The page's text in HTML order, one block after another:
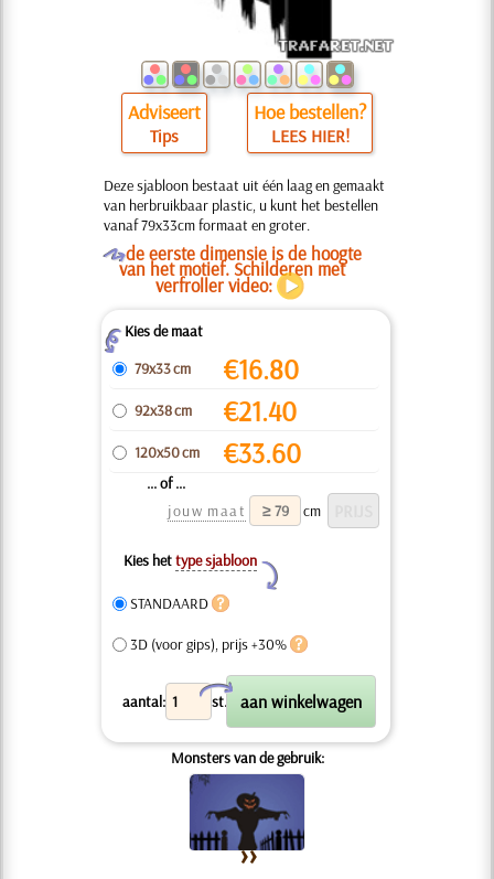
Adviseert
Tips
Hoe bestellen?
LEES HIER!
Deze sjabloon bestaat uit één laag en gemaakt
van herbruikbaar plastic, u kunt het bestellen
vanaf 79x33cm formaat en groter.
Ode eerste dimensie is de hoogte
van het motief. Schilderen met
verfroller video:
ZKies de maat
79x33 cm
€16.80
92x38 cm €21.40
120x50 cm €33.60
... of ...
jouw maat
cm
Kies hettype sjabloon
Y
STANDAARD
3D (voor gips), prijs +30%
aantal: st.
X
Monsters van de gebruik: